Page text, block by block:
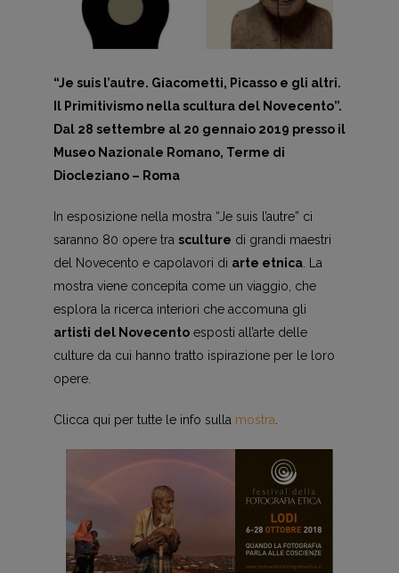
“Je suis l’autre. Giacometti, Picasso e gli altri.
Il Primitivismo nella scultura del Novecento”.
Dal 28 settembre al 20 gennaio 2019 presso il
Museo Nazionale Romano, Terme di
Diocleziano – Roma
In esposizione nella mostra “Je suis l’autre” ci
saranno 80 opere tra sculture di grandi maestri
del Novecento e capolavori di arte etnica. La
mostra viene concepita come un viaggio, che
esplora la ricerca interiori che accomuna gli
artisti del Novecentoesposti all’arte delle
culture da cui hanno tratto ispirazione per le loro
opere.
Clicca qui per tutte le info sulla mostra.